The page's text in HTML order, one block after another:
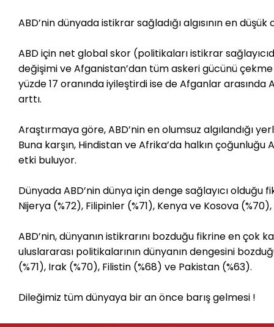
ABD’nin dünyada istikrar sağladığı algısının en
ABD için net global skor (politikaları istikrar
değişimi ve Afganistan’dan tüm askeri gücünü çekme
yüzde 17 oranında iyileştirdi ise de Afganlar arasında
arttı.
Araştırmaya göre, ABD’nin en olumsuz algılandığı
Buna karşın, Hindistan ve Afrika’da halkın çoğunluğu
etki buluyor.
Dünyada ABD’nin dünya için denge sağlayıcı
Nijerya (%72), Filipinler (%71), Kenya ve Kosova
ABD’nin, dünyanın istikrarını bozduğu fikrine en çok
uluslararası politikalarının dünyanın dengesini
(%71), Irak (%70), Filistin (%68) ve Pakistan (%63).
Dileğimiz tüm dünyaya bir an önce barış gelmesi !